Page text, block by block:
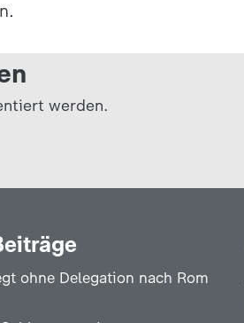
werden.
ohne Delegation nach Rom